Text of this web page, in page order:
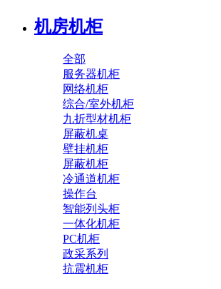
机房机柜
全部
服务器机柜
网络机柜
综合/室外机柜
九折型材机柜
屏蔽机桌
壁挂机柜
屏蔽机柜
冷通道机柜
操作台
智能列头柜
一体化机柜
PC机柜
政采系列
抗震机柜